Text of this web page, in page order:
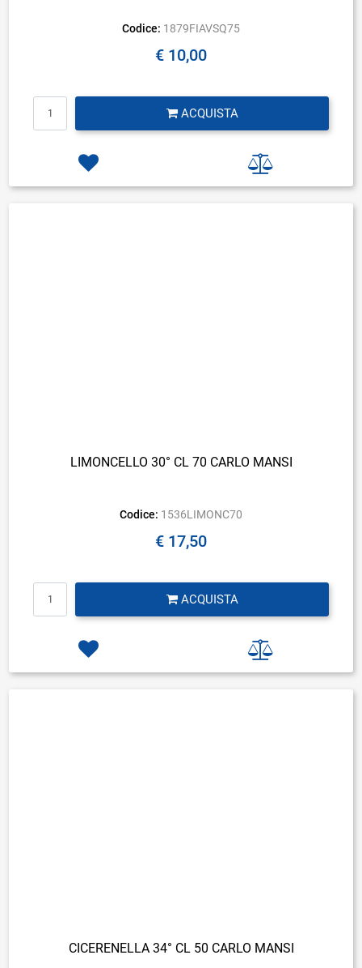
Codice: 1879FIAVSQ75
€ 10,00
ACQUISTA
LIMONCELLO 30° CL 70 CARLO MANSI
Codice: 1536LIMONC70
€ 17,50
ACQUISTA
CICERENELLA 34° CL 50 CARLO MANSI